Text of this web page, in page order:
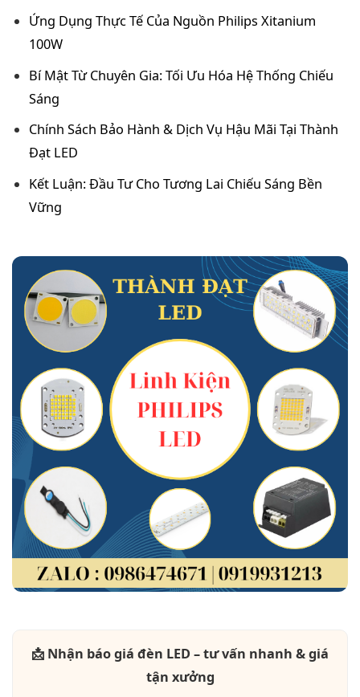
Ứng Dụng Thực Tế Của Nguồn Philips Xitanium
100W
Bí Mật Từ Chuyên Gia: Tối Ưu Hóa Hệ Thống Chiếu
Sáng
Chính Sách Bảo Hành & Dịch Vụ Hậu Mãi Tại Thành
Đạt LED
Kết Luận: Đầu Tư Cho Tương Lai Chiếu Sáng Bền
Vững
📩 Nhận báo giá đèn LED – tư vấn nhanh & giá
tận xưởng